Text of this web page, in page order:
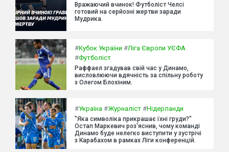
Вражаючий вчинок! Футболіст Челсі
готовий на серйозні жертви заради
Мудрика.
#Кубок України #Ліга Європи УЄФА
#Футболіст
Раффаел згадував свій час у Динамо,
висловлюючи вдячність за спільну роботу
з Олегом Блохіним.
#Україна #Журналіст #Нідерланди
"Яка символіка прикрашає їхні груди?"
Остап Маркевич роз'яснив, чому команді
Динамо буде нелегко виступити у зустрічі
з Карабахом в рамках Ліги конференцій.